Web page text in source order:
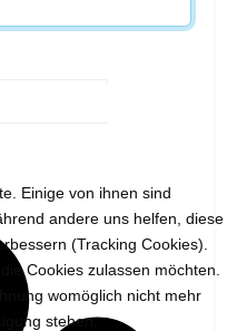
Einige von ihnen sind
andere uns helfen, diese
(Tracking Cookies).
Cookies zulassen möchten.
womöglich nicht mehr
stehen.